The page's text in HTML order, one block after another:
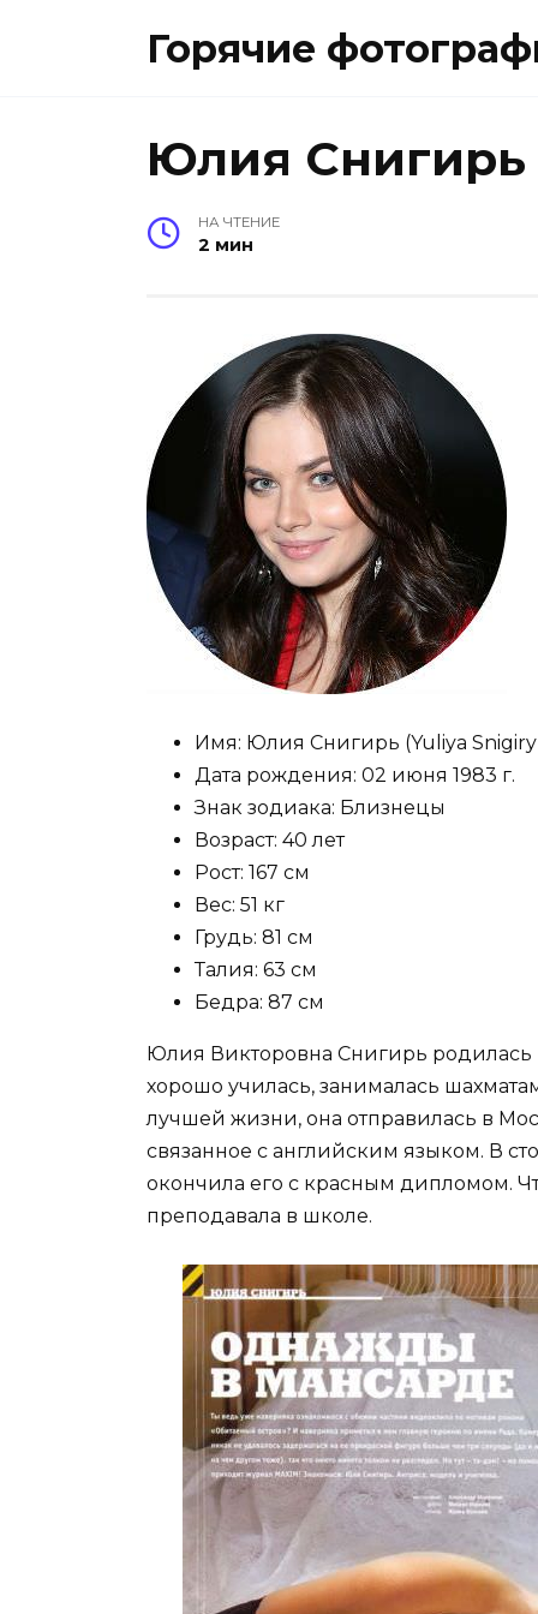
Горячие
Юлия Снигирь
НА ЧТЕНИЕ
2 мин
Имя: Юлия Снигирь (Yuliya
Дата рождения: 02 июня 1983 г.
Знак зодиака: Близнецы
Возраст: 40 лет
Рост: 167 см
Вес: 51 кг
Грудь: 81 см
Талия: 63 см
Бедра: 87 см
Юлия Викторовна Снигирь родилась
хорошо училась, занималась
лучшей жизни, она отправилась в
связанное с английским языком. В
окончила его с красным дипломом.
преподавала в школе.